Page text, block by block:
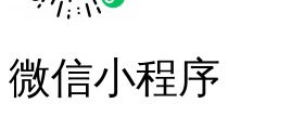
微信小程序